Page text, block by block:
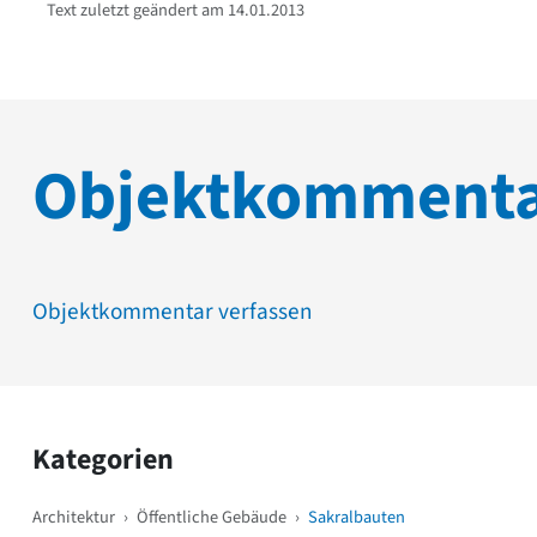
Text zuletzt geändert am 14.01.2013
Objektkommentar verfassen
Kategorien
Architektur › Öffentliche Gebäude › Sakralbauten